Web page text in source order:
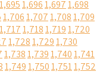
1,6951,6961,6971,698
1,7061,7071,7081,709
1,7171,7181,7191,720
1,7281,7291,730
1,7381,7391,7401,741
1,7491,7501,7511,752